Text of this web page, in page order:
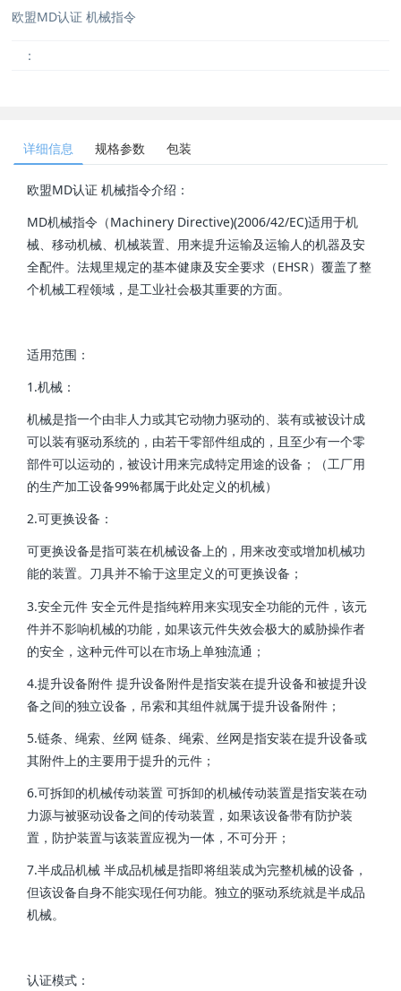
欧盟MD认证 机械指令
：
详细信息 规格参数 包装
欧盟MD认证 机械指令介绍：
MD机械指令（Machinery Directive)(2006/42/EC)适用于机
械、移动机械、机械装置、用来提升运输及运输人的机器及安
全配件。法规里规定的基本健康及安全要求（EHSR）覆盖了整
个机械工程领域，是工业社会极其重要的方面。
适用范围：
1.机械：
机械是指一个由非人力或其它动物力驱动的、装有或被设计成
可以装有驱动系统的，由若干零部件组成的，且至少有一个零
部件可以运动的，被设计用来完成特定用途的设备；（工厂用
的生产加工设备99%都属于此处定义的机械）
2.可更换设备：
可更换设备是指可装在机械设备上的，用来改变或增加机械功
能的装置。刀具并不输于这里定义的可更换设备；
3.安全元件 安全元件是指纯粹用来实现安全功能的元件，该元
件并不影响机械的功能，如果该元件失效会极大的威胁操作者
的安全，这种元件可以在市场上单独流通；
4.提升设备附件 提升设备附件是指安装在提升设备和被提升设
备之间的独立设备，吊索和其组件就属于提升设备附件；
5.链条、绳索、丝网 链条、绳索、丝网是指安装在提升设备或
其附件上的主要用于提升的元件；
6.可拆卸的机械传动装置 可拆卸的机械传动装置是指安装在动
力源与被驱动设备之间的传动装置，如果该设备带有防护装
置，防护装置与该装置应视为一体，不可分开；
7.半成品机械 半成品机械是指即将组装成为完整机械的设备，
但该设备自身不能实现任何功能。独立的驱动系统就是半成品
机械。
认证模式：